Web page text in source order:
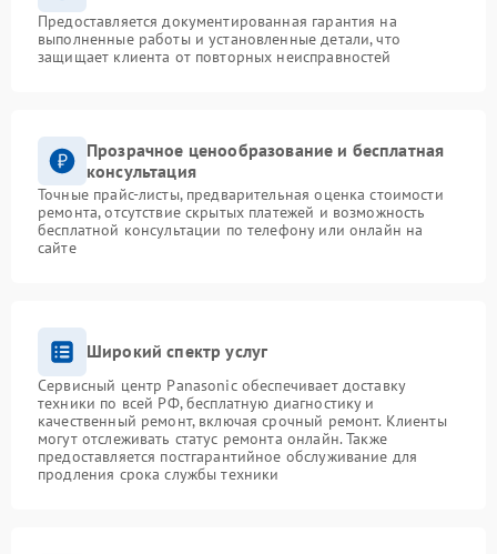
Предоставляется документированная гарантия на
выполненные работы и установленные детали, что
защищает клиента от повторных неисправностей
Прозрачное ценообразование и бесплатная
консультация
Точные прайс-листы, предварительная оценка стоимости
ремонта, отсутствие скрытых платежей и возможность
бесплатной консультации по телефону или онлайн на
сайте
Широкий спектр услуг
Сервисный центр Panasonic обеспечивает доставку
техники по всей РФ, бесплатную диагностику и
качественный ремонт, включая срочный ремонт. Клиенты
могут отслеживать статус ремонта онлайн. Также
предоставляется постгарантийное обслуживание для
продления срока службы техники